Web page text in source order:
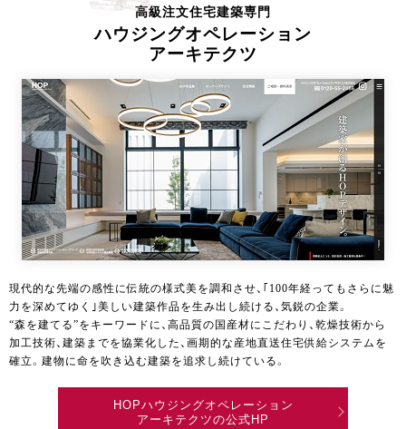
高級注文住宅建築専門
ハウジングオペレーション
アーキテクツ
現代的な先端の感性に伝統の様式美を調和させ、｢100年経ってもさらに魅
力を深めてゆく｣美しい建築作品を生み出し続ける、気鋭の企業。
“森を建てる”をキーワードに、高品質の国産材にこだわり、乾燥技術から
加工技術、建築までを協業化した、画期的な産地直送住宅供給システムを
確立。建物に命を吹き込む建築を追求し続けている。
HOPハウジングオペレーション
アーキテクツの公式HP